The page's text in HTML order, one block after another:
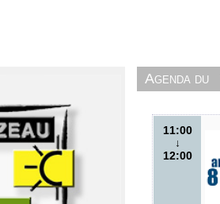
Agenda du
11:00
↓
12:00